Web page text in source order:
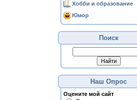
Хобби и образование
Юмор
Поиск
Наш Опрос
Оцените мой сайт